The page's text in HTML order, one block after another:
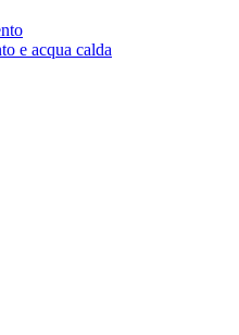
e acqua calda